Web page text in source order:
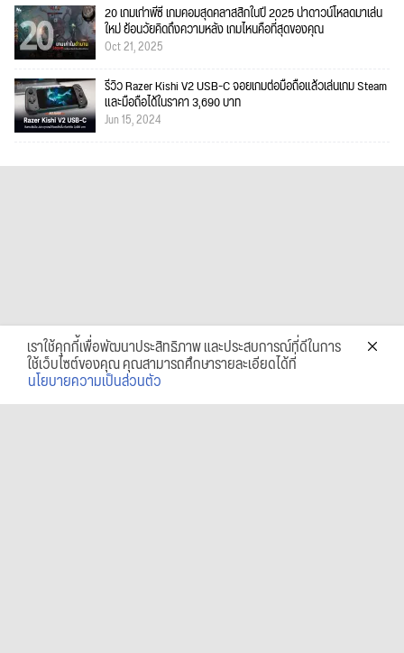
20 เกมเก่าพีซี เกมคอมสุดคลาสสิกในปี 2025 น่าดาวน์โหลดมาเล่น
ใหม่ ย้อนวัยคิดถึงความหลัง เกมไหนคือที่สุดของคุณ
Oct 21, 2025
รีวิว Razer Kishi V2 USB-C จอยเกมต่อมือถือแล้วเล่นเกม Steam
และมือถือได้ในราคา 3,690 บาท
Jun 15, 2024
เราใช้คุกกี้เพื่อพัฒนาประสิทธิภาพ และประสบการณ์ที่ดีในการ
ใช้เว็บไซต์ของคุณ คุณสามารถศึกษารายละเอียดได้ที่
นโยบายความเป็นส่วนตัว